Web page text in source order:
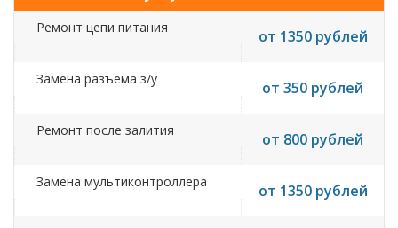
Ремонт цепи питания от 1350 рублей
Замена разъема з/у от 350 рублей
Ремонт после залития от 800 рублей
Замена мультиконтроллера от 1350 рублей